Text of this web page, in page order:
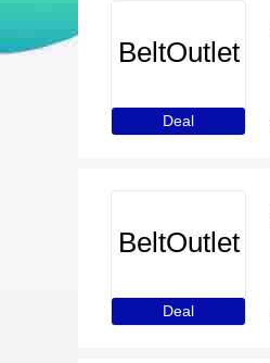
BeltOutlet
Deal
BeltOutlet
Deal